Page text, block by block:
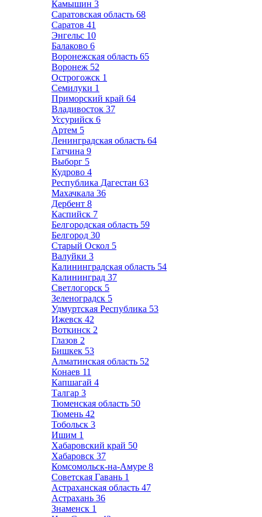
Камышин 3
Саратовская область 68
Саратов 41
Энгельс 10
Балаково 6
Воронежская область 65
Воронеж 52
Острогожск 1
Семилуки 1
Приморский край 64
Владивосток 37
Уссурийск 6
Артем 5
Ленинградская область 64
Гатчина 9
Выборг 5
Кудрово 4
Республика Дагестан 63
Махачкала 36
Дербент 8
Каспийск 7
Белгородская область 59
Белгород 30
Старый Оскол 5
Валуйки 3
Калининградская область 54
Калининград 37
Светлогорск 5
Зеленоградск 5
Удмуртская Республика 53
Ижевск 42
Воткинск 2
Глазов 2
Бишкек 53
Алматинская область 52
Конаев 11
Капшагай 4
Талгар 3
Тюменская область 50
Тюмень 42
Тобольск 3
Ишим 1
Хабаровский край 50
Хабаровск 37
Комсомольск-на-Амуре 8
Советская Гавань 1
Астраханская область 47
Астрахань 36
Знаменск 1